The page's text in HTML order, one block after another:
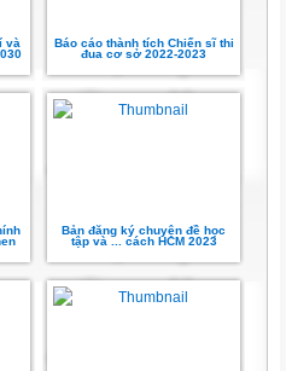
và
Báo cáo thành tích Chiến sĩ thi
đua cơ sở 2022-2023
Bản đăng ký chuyện đề học
tập và ... cách HCM 2023